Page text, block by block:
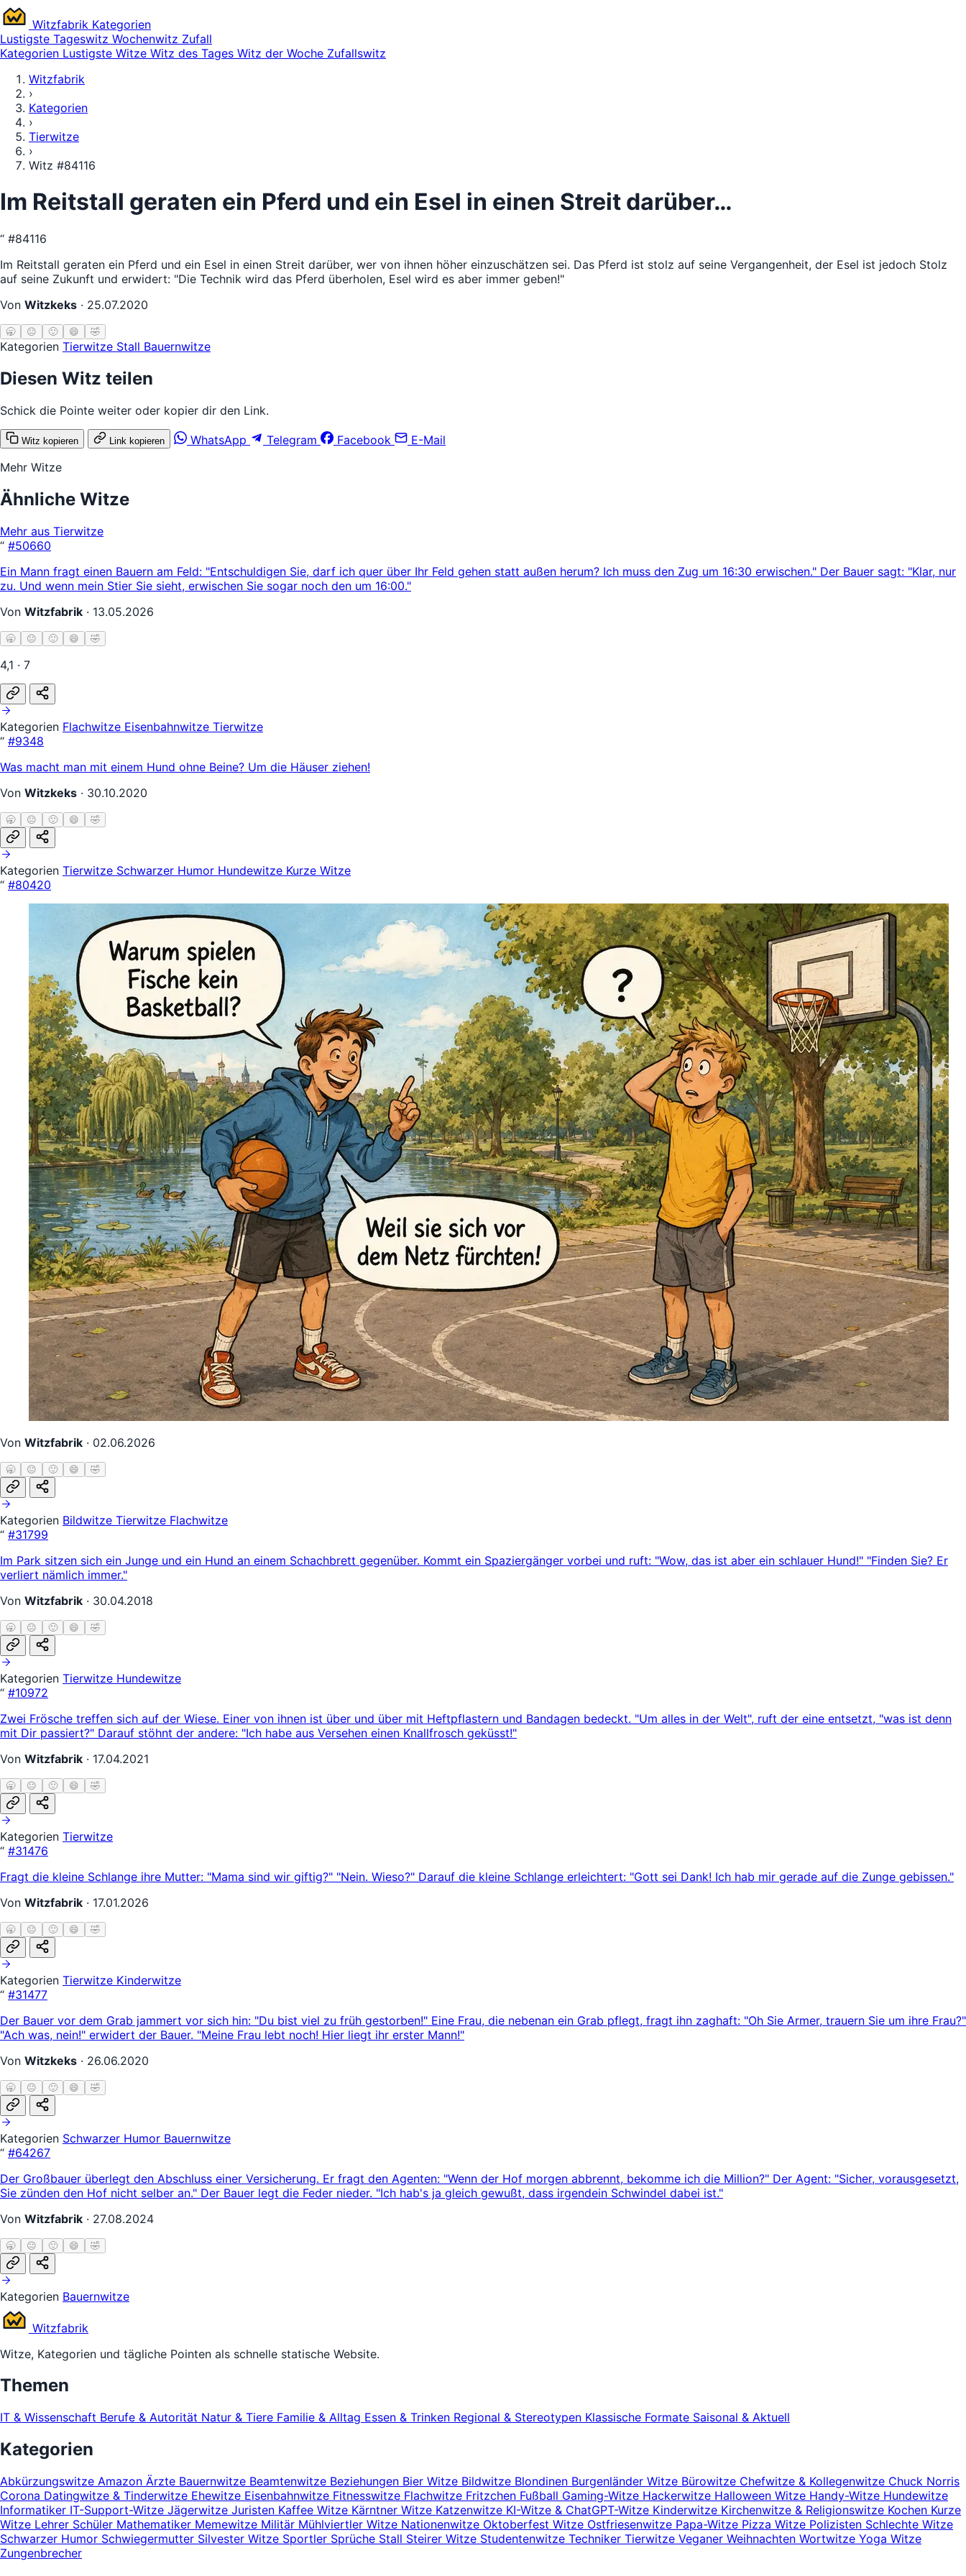
Witzfabrik Kategorien
Lustigste Tageswitz Wochenwitz Zufall
Kategorien Lustigste Witze Witz des Tages Witz der Woche Zufallswitz
Witzfabrik
›
Kategorien
›
Tierwitze
›
Witz #84116
Im Reitstall geraten ein Pferd und ein Esel in einen Streit darüber…
“ #84116
Im Reitstall geraten ein Pferd und ein Esel in einen Streit darüber, wer von ihnen höher einzuschätzen sei. Das Pferd ist stolz auf seine Vergangenheit, der Esel ist jedoch Stolz
auf seine Zukunft und erwidert: "Die Technik wird das Pferd überholen, Esel wird es aber immer geben!"
Von Witzkeks · 25.07.2020
🥱 😐 🙂 😄 🤣
Kategorien Tierwitze Stall Bauernwitze
Diesen Witz teilen
Schick die Pointe weiter oder kopier dir den Link.
Witz kopieren Link kopieren WhatsApp Telegram Facebook
E-Mail
Mehr Witze
Ähnliche Witze
Mehr aus Tierwitze
“ #50660
Ein Mann fragt einen Bauern am Feld: "Entschuldigen Sie, darf ich quer über Ihr Feld gehen statt außen herum? Ich muss den Zug um 16:30 erwischen." Der Bauer sagt: "Klar, nur
zu. Und wenn mein Stier Sie sieht, erwischen Sie sogar noch den um 16:00."
Von Witzfabrik · 13.05.2026
🥱 😐 🙂 😄 🤣
4,1 · 7
Kategorien Flachwitze Eisenbahnwitze Tierwitze
“ #9348
Was macht man mit einem Hund ohne Beine? Um die Häuser ziehen!
Von Witzkeks · 30.10.2020
🥱 😐 🙂 😄 🤣
Kategorien Tierwitze Schwarzer Humor Hundewitze Kurze Witze
“ #80420
Von Witzfabrik · 02.06.2026
🥱 😐 🙂 😄 🤣
Kategorien Bildwitze Tierwitze Flachwitze
“ #31799
Im Park sitzen sich ein Junge und ein Hund an einem Schachbrett gegenüber. Kommt ein Spaziergänger vorbei und ruft: "Wow, das ist aber ein schlauer Hund!" "Finden Sie? Er
verliert nämlich immer."
Von Witzfabrik · 30.04.2018
🥱 😐 🙂 😄 🤣
Kategorien Tierwitze Hundewitze
“ #10972
Zwei Frösche treffen sich auf der Wiese. Einer von ihnen ist über und über mit Heftpflastern und Bandagen bedeckt. "Um alles in der Welt", ruft der eine entsetzt, "was ist denn
mit Dir passiert?" Darauf stöhnt der andere: "Ich habe aus Versehen einen Knallfrosch geküsst!"
Von Witzfabrik · 17.04.2021
🥱 😐 🙂 😄 🤣
Kategorien Tierwitze
“ #31476
Fragt die kleine Schlange ihre Mutter: "Mama sind wir giftig?" "Nein. Wieso?" Darauf die kleine Schlange erleichtert: "Gott sei Dank! Ich hab mir gerade auf die Zunge gebissen."
Von Witzfabrik · 17.01.2026
🥱 😐 🙂 😄 🤣
Kategorien Tierwitze Kinderwitze
“ #31477
Der Bauer vor dem Grab jammert vor sich hin: "Du bist viel zu früh gestorben!" Eine Frau, die nebenan ein Grab pflegt, fragt ihn zaghaft: "Oh Sie Armer, trauern Sie um ihre Frau?"
"Ach was, nein!" erwidert der Bauer. "Meine Frau lebt noch! Hier liegt ihr erster Mann!"
Von Witzkeks · 26.06.2020
🥱 😐 🙂 😄 🤣
Kategorien Schwarzer Humor Bauernwitze
“ #64267
Der Großbauer überlegt den Abschluss einer Versicherung. Er fragt den Agenten: "Wenn der Hof morgen abbrennt, bekomme ich die Million?" Der Agent: "Sicher, vorausgesetzt,
Sie zünden den Hof nicht selber an." Der Bauer legt die Feder nieder. "Ich hab's ja gleich gewußt, dass irgendein Schwindel dabei ist."
Von Witzfabrik · 27.08.2024
🥱 😐 🙂 😄 🤣
Kategorien Bauernwitze
Witzfabrik
Witze, Kategorien und tägliche Pointen als schnelle statische Website.
Themen
IT & Wissenschaft Berufe & Autorität Natur & Tiere Familie & Alltag Essen & Trinken Regional & Stereotypen Klassische Formate Saisonal & Aktuell
Kategorien
Abkürzungswitze Amazon Ärzte Bauernwitze Beamtenwitze Beziehungen Bier Witze Bildwitze Blondinen Burgenländer Witze Bürowitze Chefwitze & Kollegenwitze Chuck Norris
Corona Datingwitze & Tinderwitze Ehewitze Eisenbahnwitze Fitnesswitze Flachwitze Fritzchen Fußball Gaming-Witze Hackerwitze Halloween Witze Handy-Witze Hundewitze
Informatiker IT-Support-Witze Jägerwitze Juristen Kaffee Witze Kärntner Witze Katzenwitze KI-Witze & ChatGPT-Witze Kinderwitze Kirchenwitze & Religionswitze Kochen Kurze
Witze Lehrer Schüler Mathematiker Memewitze Militär Mühlviertler Witze Nationenwitze Oktoberfest Witze Ostfriesenwitze Papa-Witze Pizza Witze Polizisten Schlechte Witze
Schwarzer Humor Schwiegermutter Silvester Witze Sportler Sprüche Stall Steirer Witze Studentenwitze Techniker Tierwitze Veganer Weihnachten Wortwitze Yoga Witze
Zungenbrecher